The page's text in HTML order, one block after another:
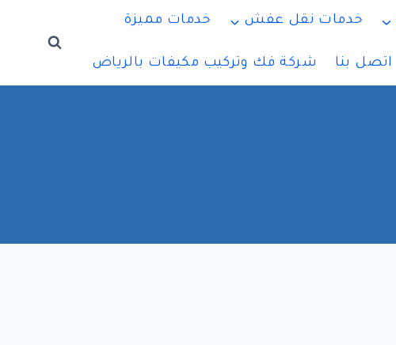
خدمات نقل عفش خدمات مميزة
اتصل بنا شركة فك وتركيب مكيفات بالرياض